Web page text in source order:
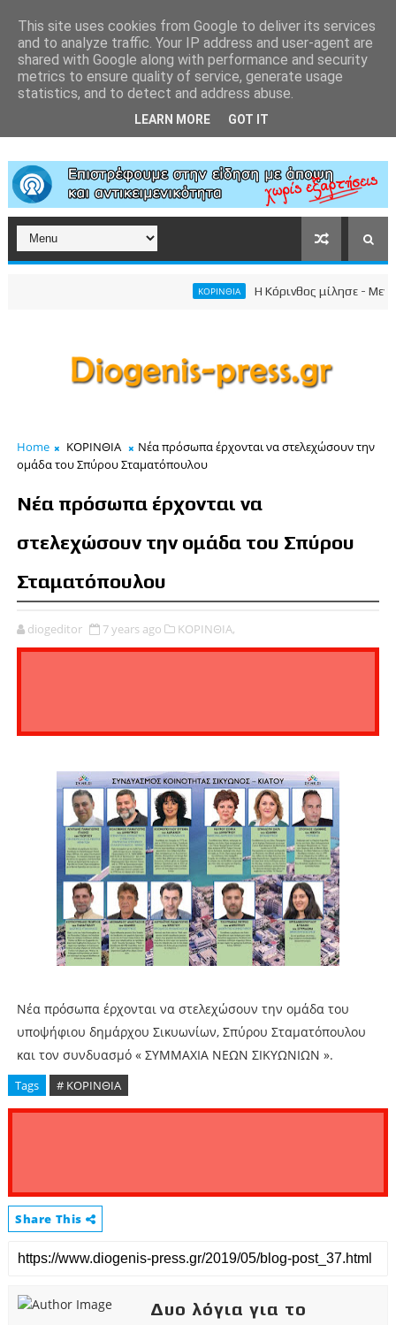
ΚΟΡΙΝΘΙΑ Η Κόρινθος μίλησε -
Home ΚΟΡΙΝΘΙΑ
Νέα πρόσωπα έρχονται να στελεχώσουν την
ομάδα του Σπύρου Σταματόπουλου
Νέα πρόσωπα έρχονται να
στελεχώσουν την ομάδα του Σπύρου
Σταματόπουλου
diogeditor 7 years ago ΚΟΡΙΝΘΙΑ,
Νέα πρόσωπα έρχονται να στελεχώσουν την ομάδα του
υποψήφιου δημάρχου Σικυωνίων, Σπύρου Σταματόπουλου
και τον συνδυασμό « ΣΥΜΜΑΧΙΑ ΝΕΩΝ ΣΙΚΥΩΝΙΩΝ ».
Tags # ΚΟΡΙΝΘΙΑ
Share This
Δυο λόγια για το
This site uses cookies from Google to deliver its services
and to analyze traffic. Your IP address and user-agent are
shared with Google along with performance and security
metrics to ensure quality of service, generate usage
statistics, and to detect and address abuse.
LEARN MORE GOT IT